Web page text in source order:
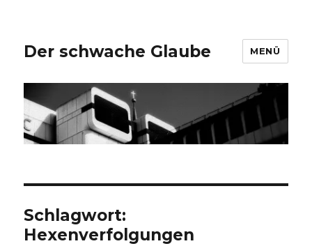
Der schwache Glaube MENÜ
Schlagwort:
Hexenverfolgungen